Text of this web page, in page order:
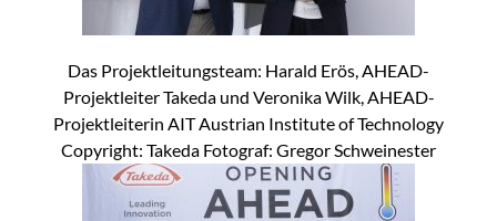
Das Projektleitungsteam: Harald Erös, AHEAD-
Projektleiter Takeda und Veronika Wilk, AHEAD-
Projektleiterin AIT Austrian Institute of Technology
Copyright: Takeda Fotograf: Gregor Schweinester